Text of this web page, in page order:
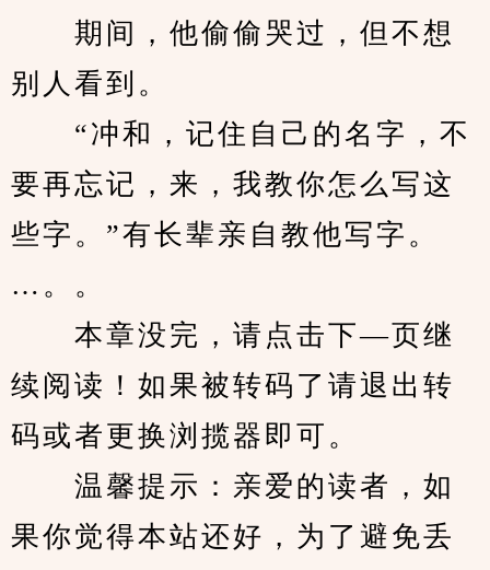
期间，他偷偷哭过，但不想
别人看到。
“冲和，记住自己的名字，不
要再忘记，来，我教你怎么写这
些字。”有长辈亲自教他写字。
…。。
本章没完，请点击下—页继
续阅读！如果被转码了请退出转
码或者更换浏揽器即可。
温馨提示：亲爱的读者，如
果你觉得本站还好，为了避免丢